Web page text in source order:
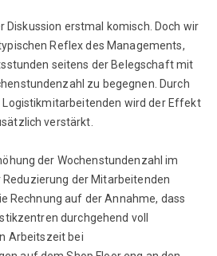
Diskussion erstmal komisch. Doch wir
Reflex des Managements,
seitens der Belegschaft mit
zu begegnen. Durch
Logistikmitarbeitenden wird der Effekt
verstärkt.
der Wochenstundenzahl im
der Mitarbeitenden
Rechnung auf der Annahme, dass
durchgehend voll
Arbeitszeit bei